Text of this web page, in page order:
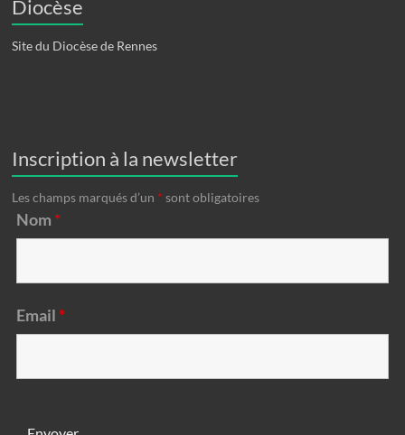
Diocèse
Site du Diocèse de Rennes
Inscription à la newsletter
Les champs marqués d’un * sont obligatoires
Nom *
Email *